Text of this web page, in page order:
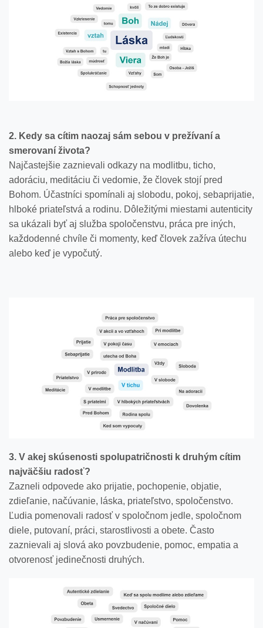
2. Kedy sa cítim naozaj sám sebou v prežívaní a
smerovaní života?
Najčastejšie zaznievali odkazy na modlitbu, ticho,
adoráciu, meditáciu či vedomie, že človek stojí pred
Bohom. Účastníci spomínali aj slobodu, pokoj, sebaprijatie,
hlboké priateľstvá a rodinu. Dôležitými miestami autenticity
sa ukázali byť aj služba spoločenstvu, práca pre iných,
každodenné chvíle či momenty, keď človek zažíva útechu
alebo keď je vypočutý.
3. V akej skúsenosti spolupatričnosti k druhým cítim
najväčšiu radosť?
Zazneli odpovede ako prijatie, pochopenie, objatie,
zdieľanie, načúvanie, láska, priateľstvo, spoločenstvo.
Ľudia pomenovali radosť v spoločnom jedle, spoločnom
diele, putovaní, práci, starostlivosti a obete. Často
zaznievali aj slová ako povzbudenie, pomoc, empatia a
otvorenosť jedinečnosti druhých.